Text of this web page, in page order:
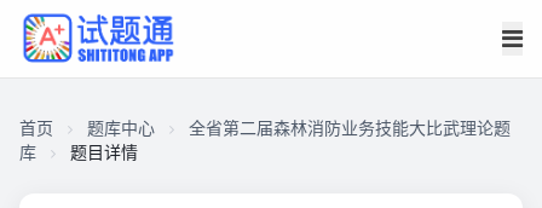
首页 题库中心
全省第二届森林消防业务技能大比武理论题
库
题目详情